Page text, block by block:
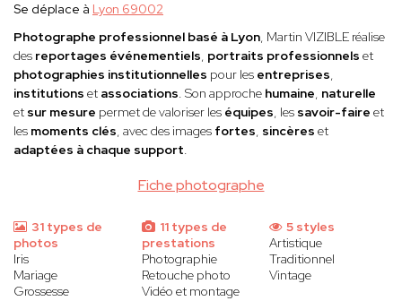
Fiche photographe
Se déplace à Lyon 69002
Photographe professionnel basé à Lyon, Martin VIZIBLE réalise
des reportages événementiels, portraits professionnels et
photographies institutionnelles pour les entreprises,
institutions et associations. Son approche humaine, naturelle
et sur mesure permet de valoriser les équipes, les savoir-faire et
les moments clés, avec des images fortes, sincères et
adaptées à chaque support.
31 types de
photos
Iris
Mariage
Grossesse
11 types de
prestations
Photographie
Retouche photo
Vidéo et montage
5 styles
Artistique
Traditionnel
Vintage